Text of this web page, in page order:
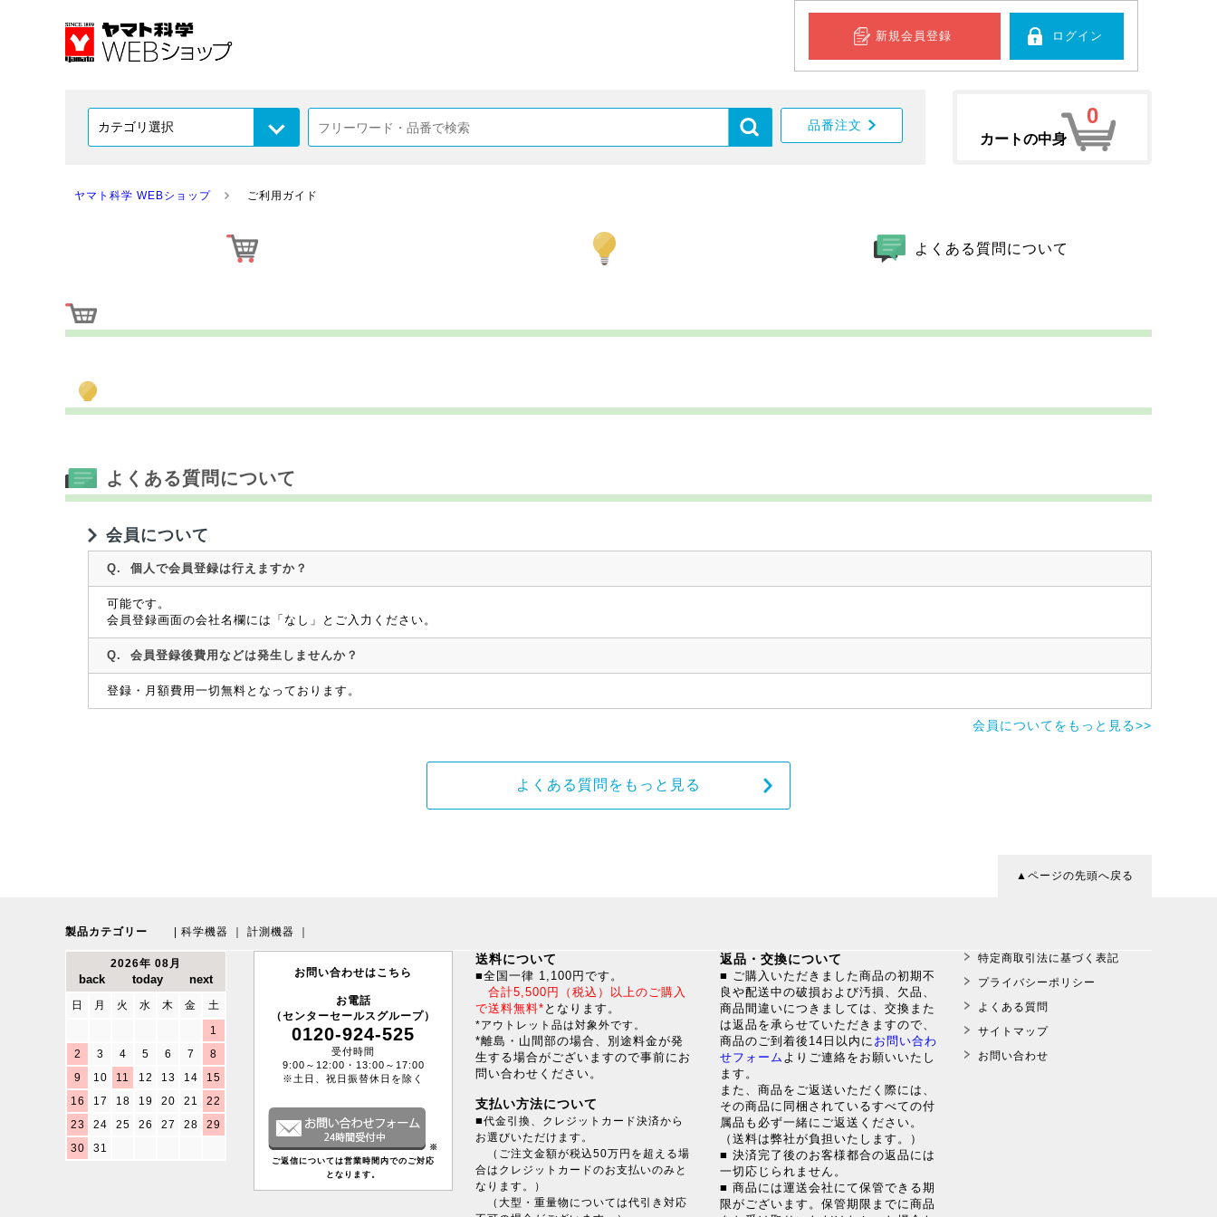
新規会員登録 ログイン
品番注文
カートの中身
0
ヤマト科学 WEBショップ ご利用ガイド
よくある質問について
よくある質問について
会員について
Q. 個人で会員登録は行えますか？
可能です。
会員登録画面の会社名欄には「なし」とご入力ください。
Q. 会員登録後費用などは発生しませんか？
登録・月額費用一切無料となっております。
会員についてをもっと見る>>
よくある質問をもっと見る
▲ページの先頭へ戻る
製品カテゴリー 科学機器 計測機器
2026年 08月
日 月 火 水 木 金
土
1
2
3 4 5 6 7
8
9
10 11 12 13 14
15
16
17 18 19 20 21
22
23
24 25 26 27 28
29
30
31
お問い合わせはこちら
お電話
（センターセールスグループ）
0120-924-525
受付時間
9:00～12:00・13:00～17:00
※土日、祝日振替休日を除く
※
ご返信については営業時間内でのご対応
となります。
送料について
■全国一律 1,100円です。
合計5,500円（税込）以上のご購入
で送料無料* となります。
*アウトレット品は対象外です。
*離島・山間部の場合、別途料金が発
生する場合がございますので事前にお
問い合わせください。
支払い方法について
■代金引換、クレジットカード決済から
お選びいただけます。
（ご注文金額が税込50万円を超える場
合はクレジットカードのお支払いのみと
なります。）
（大型・重量物については代引き対応
返品・交換について
■ ご購入いただきました商品の初期不
良や配送中の破損および汚損、欠品、
商品間違いにつきましては、交換また
は返品を承らせていただきますので、
商品のご到着後14日以内に お問い合わ
せフォーム よりご連絡をお願いいたし
ます。
また、商品をご返送いただく際には、
その商品に同梱されているすべての付
属品も必ず一緒にご返送ください。
（送料は弊社が負担いたします。）
■ 決済完了後のお客様都合の返品には
一切応じられません。
■ 商品には運送会社にて保管できる期
限がございます。保管期限までに商品
特定商取引法に基づく表記
プライバシーポリシー
よくある質問
サイトマップ
お問い合わせ